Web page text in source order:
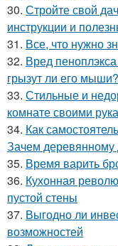
30. Стройте свой
инструкции и
31. Все, что нужно
32. Вред
грызут ли его мыши?
33. Стильные и
комнате своими
34. Как
Зачем
35. Время варить
36. Кухонная
пустой стены
37. Выгодно ли
возможностей